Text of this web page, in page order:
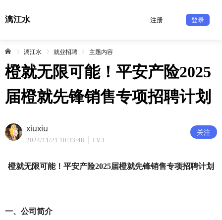
漓江水 注册 登录
漓江水 就业招聘 主题内容
橙就无限可能！平安产险2025
届橙就先锋销售专项招聘计划
xiuxiu
2024/11/21 10:33:48 LV.3
关注
橙就无限可能！平安产险2025届橙就先锋销售专项招聘计划
一、公司简介